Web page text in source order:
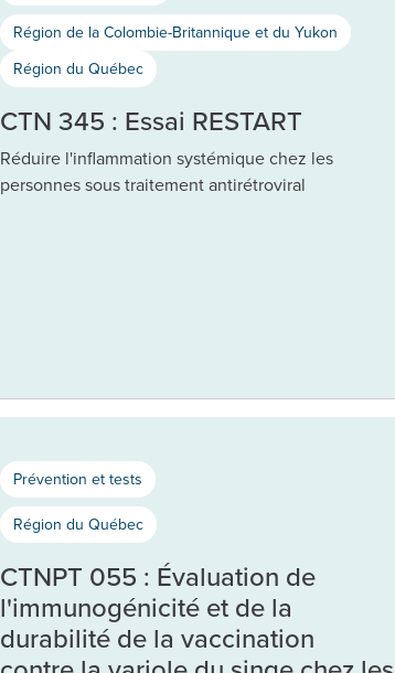
Région de la Colombie-Britannique et du Yukon
Région du Québec
CTN 345 : Essai RESTART
Réduire l'inflammation systémique chez les
personnes sous traitement antirétroviral
Prévention et tests
Région du Québec
CTNPT 055 : Évaluation de
l'immunogénicité et de la
durabilité de la vaccination